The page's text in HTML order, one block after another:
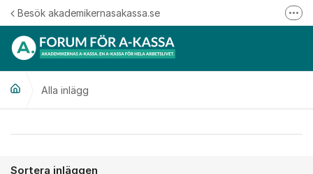
Hoppa till innehåll
Besök akademikernasakassa.se
Alla inlägg
Sortera inläggen